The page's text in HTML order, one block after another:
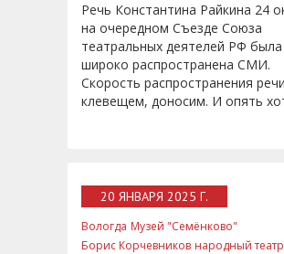
Речь Константина Райкина 24
на очередном Съезде Союза
театральных деятелей РФ была
широко распространена СМИ.
Скорость распространения
клевещем, доносим. И опять
20 ЯНВАРЯ 2025 Г.
Вологда Музей "Семёнково"
Борис Корчевников народный театр